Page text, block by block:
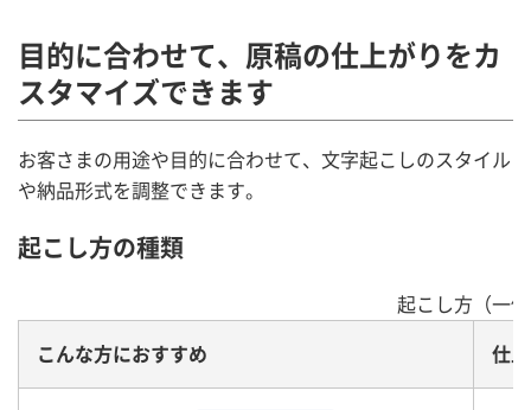
目的に合わせて、原稿の仕上がりをカ
スタマイズできます
お客さまの用途や目的に合わせて、文字起こしのスタイル
や納品形式を調整できます。
起こし方の種類
起こし方（一
こんな方におすすめ 仕